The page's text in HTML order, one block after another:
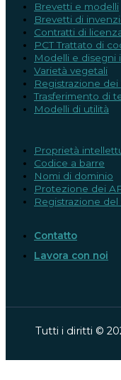
Brevetti e modelli
Brevetti di
Contratti di
PCT Trattato di
Modelli e disegni
Varietà vegetali
Registrazione
Trasferimento di
Modelli di utilità
Proprietà
Codice a barre
Nomi di dominio
Protezione dei
Registrazione
Contatto
Lavora con noi
Tutti i diritti ©